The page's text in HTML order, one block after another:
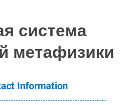
система
метафизики